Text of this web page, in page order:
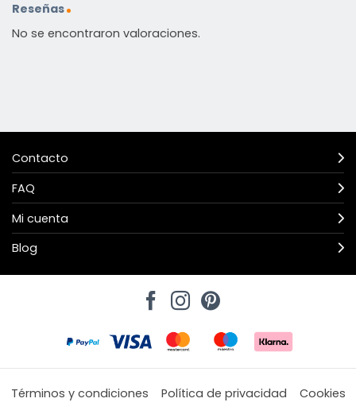
Reseñas
No se encontraron valoraciones.
Contacto
FAQ
Mi cuenta
Blog
Términos y condiciones Política de privacidad Cookies